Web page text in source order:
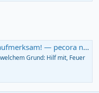
und Reiseführer aus Sardinien
Grund: Hilf mit, Feuer